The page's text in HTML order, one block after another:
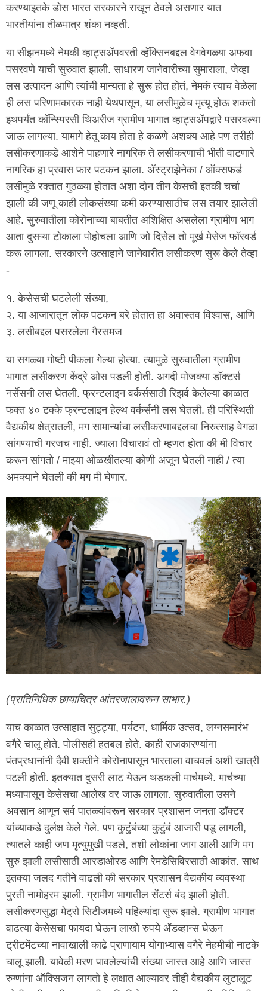
करण्याइतके डोस भारत सरकारने राखून ठेवले असणार यात
भारतीयांना तीळमात्र शंका नव्हती.
या सीझनमध्ये नेमकी व्हाट्सॲपवरती व्हॅक्सिनबद्दल वेगवेगळ्या अफवा
पसरवणे याची सुरुवात झाली. साधारण जानेवारीच्या सुमाराला, जेव्हा
लस उत्पादन आणि त्यांची मान्यता हे सुरू होत होतं, नेमकं त्याच वेळेला
ही लस परिणामकारक नाही येथपासून, या लसीमुळेच मृत्यू होऊ शकतो
इथपर्यंत कॉन्स्पिरसी थिअरीज ग्रामीण भागात व्हाट्सॲपद्वारे पसरवल्या
जाऊ लागल्या. यामागे हेतू काय होता हे कळणे अशक्य आहे पण तरीही
लसीकरणाकडे आशेने पाहणारे नागरिक ते लसीकरणाची भीती वाटणारे
नागरिक हा प्रवास फार पटकन झाला. ॲस्ट्राझेनेका / ऑक्सफर्ड
लसीमुळे रक्तात गुठळ्या होतात अशा दोन तीन केसची इतकी चर्चा
झाली की जणू काही लोकसंख्या कमी करण्यासाठीच लस तयार झालेली
आहे. सुरुवातीला कोरोनाच्या बाबतीत अशिक्षित असलेला ग्रामीण भाग
आता दुसऱ्या टोकाला पोहोचला आणि जो दिसेल तो मूर्ख मेसेज फॉरवर्ड
करू लागला. सरकारने उत्साहाने जानेवारीत लसीकरण सुरू केले तेव्हा
-
१. केसेसची घटलेली संख्या,
२. या आजारातून लोक पटकन बरे होतात हा अवास्तव विश्वास, आणि
३. लसीबद्दल पसरलेला गैरसमज
या सगळ्या गोष्टी पीकला गेल्या होत्या. त्यामुळे सुरुवातीला ग्रामीण
भागात लसीकरण केंद्रे ओस पडली होती. अगदी मोजक्या डॉक्टर्स
नर्सेसनी लस घेतली. फ्रन्टलाइन वर्कर्ससाठी रिझर्व केलेल्या काळात
फक्त ४० टक्के फ्रन्टलाइन हेल्थ वर्कर्सनी लस घेतली. ही परिस्थिती
वैद्यकीय क्षेत्रातली, मग सामान्यांचा लसीकरणाबद्दलचा निरुत्साह वेगळा
सांगण्याची गरजच नाही. ज्याला विचारावं तो म्हणत होता की मी विचार
करून सांगतो / माझ्या ओळखीतल्या कोणी अजून घेतली नाही / त्या
अमक्याने घेतली की मग मी घेणार.
(प्रातिनिधिक छायाचित्र आंतरजालावरून साभार.)
याच काळात उत्साहात सुट्ट्या, पर्यटन, धार्मिक उत्सव, लग्नसमारंभ
वगैरे चालू होते. पोलीसही हतबल होते. काही राजकारण्यांना
पंतप्रधानांनी दैवी शक्तीने कोरोनापासून भारताला वाचवलं अशी खात्री
पटली होती. इतक्यात दुसरी लाट येऊन थडकली मार्चमध्ये. मार्चच्या
मध्यापासून केसेसचा आलेख वर जाऊ लागला. सुरुवातीला उसने
अवसान आणून सर्व पातळ्यांवरून सरकार प्रशासन जनता डॉक्टर
यांच्याकडे दुर्लक्ष केले गेले. पण कुटुंबंच्या कुटुंबं आजारी पडू लागली,
त्यातले काही जण मृत्युमुखी पडले, तशी लोकांना जाग आली आणि मग
सुरु झाली लसीसाठी आरडाओरड आणि रेमडेसिविरसाठी आकांत. साथ
इतक्या जलद गतीने वाढली की सरकार प्रशासन वैद्यकीय व्यवस्था
पुरती नामोहरम झाली. ग्रामीण भागातील सेंटर्स बंद झाली होती.
लसीकरणसुद्धा मेट्रो सिटीजमध्ये पहिल्यांदा सुरू झाले. ग्रामीण भागात
वाढत्या केसेसचा फायदा घेऊन लाखो रुपये ॲडव्हान्स घेऊन
ट्रीटमेंटच्या नावाखाली काढे प्राणायाम योगाभ्यास वगैरे नेहमीची नाटके
चालू झाली. यावेळी मरण पावलेल्यांची संख्या जास्त आहे आणि जास्त
रुग्णांना ऑक्सिजन लागतो हे लक्षात आल्यावर तीही वैद्यकीय लुटालूट